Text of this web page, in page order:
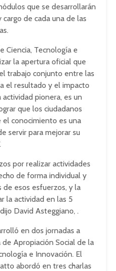
que se desarrollarán
de cada una de las
Ciencia, Tecnología e
la apertura oficial que
trabajo conjunto entre las
el resultado y el impacto
pionera, es un
que los ciudadanos
el conocimiento es una
servir para mejorar su
por realizar actividades
de forma individual y
esos esfuerzos, y la
la actividad en las 5
David Asteggiano, .
en dos jornadas a
Apropiación Social de la
e Innovación. El
abordó en tres charlas